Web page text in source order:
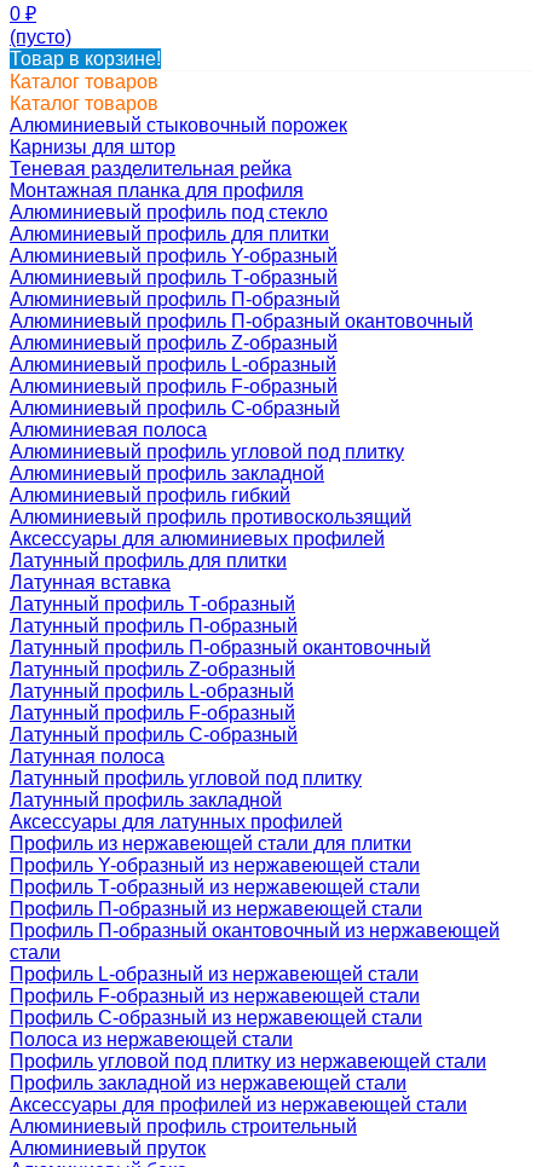
0 ₽
(пусто)
Товар в корзине!
Каталог товаров
Каталог товаров
Алюминиевый стыковочный порожек
Карнизы для штор
Теневая разделительная рейка
Монтажная планка для профиля
Алюминиевый профиль под стекло
Алюминиевый профиль для плитки
Алюминиевый профиль Y-образный
Алюминиевый профиль Т-образный
Алюминиевый профиль П-образный
Алюминиевый профиль П-образный окантовочный
Алюминиевый профиль Z-образный
Алюминиевый профиль L-образный
Алюминиевый профиль F-образный
Алюминиевый профиль C-образный
Алюминиевая полоса
Алюминиевый профиль угловой под плитку
Алюминиевый профиль закладной
Алюминиевый профиль гибкий
Алюминиевый профиль противоскользящий
Аксессуары для алюминиевых профилей
Латунный профиль для плитки
Латунная вставка
Латунный профиль Т-образный
Латунный профиль П-образный
Латунный профиль П-образный окантовочный
Латунный профиль Z-образный
Латунный профиль L-образный
Латунный профиль F-образный
Латунный профиль C-образный
Латунная полоса
Латунный профиль угловой под плитку
Латунный профиль закладной
Аксессуары для латунных профилей
Профиль из нержавеющей стали для плитки
Профиль Y-образный из нержавеющей стали
Профиль Т-образный из нержавеющей стали
Профиль П-образный из нержавеющей стали
Профиль П-образный окантовочный из нержавеющей
стали
Профиль L-образный из нержавеющей стали
Профиль F-образный из нержавеющей стали
Профиль C-образный из нержавеющей стали
Полоса из нержавеющей стали
Профиль угловой под плитку из нержавеющей стали
Профиль закладной из нержавеющей стали
Аксессуары для профилей из нержавеющей стали
Алюминиевый профиль строительный
Алюминиевый пруток